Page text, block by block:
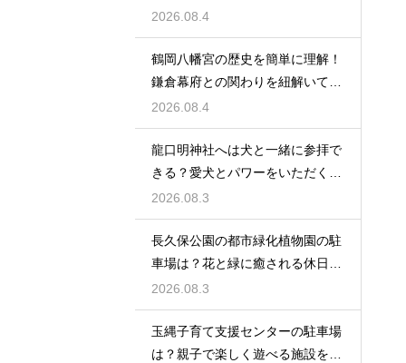
と遊ぶ休日
2026.08.4
鶴岡八幡宮の歴史を簡単に理解！
鎌倉幕府との関わりを紐解いて観
光を楽しむ
2026.08.4
龍口明神社へは犬と一緒に参拝で
きる？愛犬とパワーをいただくた
めの注意点
2026.08.3
長久保公園の都市緑化植物園の駐
車場は？花と緑に癒される休日を
レビュー
2026.08.3
玉縄子育て支援センターの駐車場
は？親子で楽しく遊べる施設を徹